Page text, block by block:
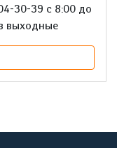
30-39 с 8:00 до
выходные